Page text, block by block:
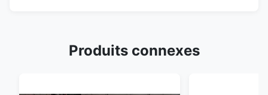
Produits connexes